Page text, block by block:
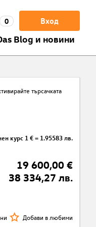
Вход
0
Blog и новини
търсачката
курс 1 € = 1.95583 лв.
19 600,00 €
38 334,27 лв.
Добави в любими